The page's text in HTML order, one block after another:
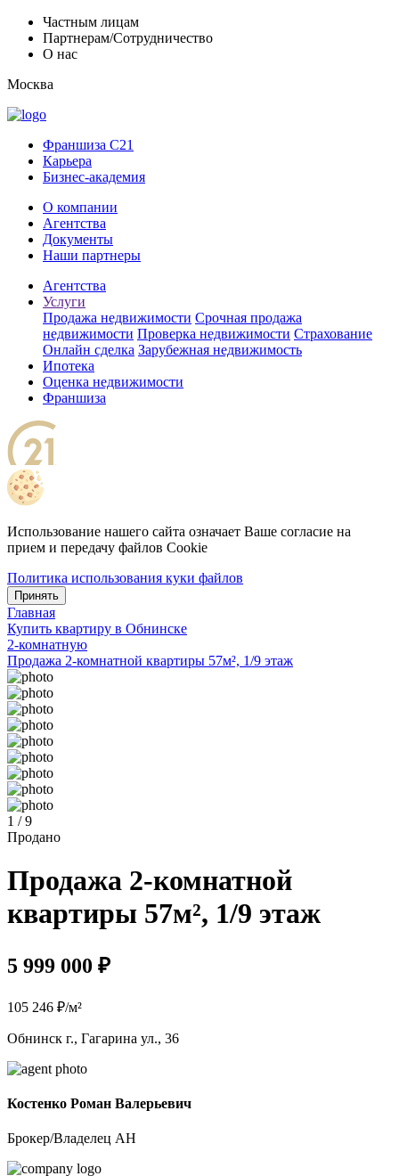
Частным лицам
Партнерам/Сотрудничество
О нас
Москва
Франшиза C21
Карьера
Бизнес-академия
О компании
Агентства
Документы
Наши партнеры
Агентства
Услуги
Продажа недвижимости Срочная продажа
недвижимости Проверка недвижимости Страхование
Онлайн сделка Зарубежная недвижимость
Ипотека
Оценка недвижимости
Франшиза
Использование нашего сайта означает Ваше согласие на
прием и передачу файлов Cookie
Политика использования куки файлов
Принять
Главная
Купить квартиру в Обнинске
2-комнатную
Продажа 2-комнатной квартиры 57м², 1/9 этаж
1 / 9
Продано
Продажа 2-комнатной
квартиры 57м², 1/9 этаж
5 999 000 ₽
105 246 ₽/м²
Обнинск г., Гагарина ул., 36
Костенко Роман Валерьевич
Брокер/Владелец АН